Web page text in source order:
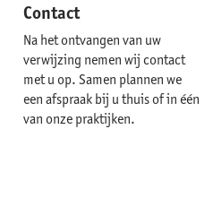
Contact
Na het ontvangen van uw
verwijzing nemen wij contact
met u op. Samen plannen we
een afspraak bij u thuis of in één
van onze praktijken.